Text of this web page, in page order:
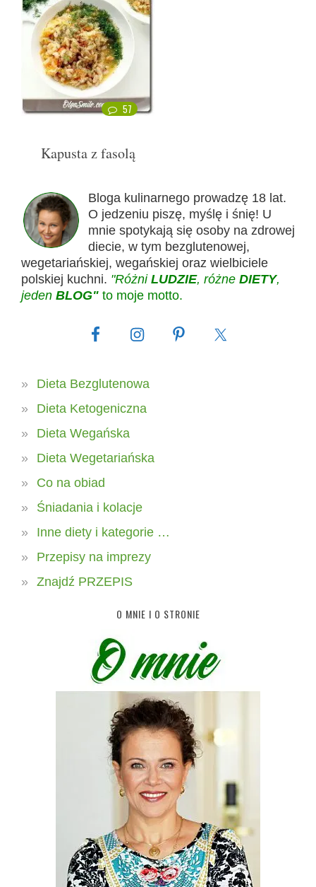
57
Kapusta z fasolą
Bloga kulinarnego prowadzę 18 lat.
O jedzeniu piszę, myślę i śnię! U
mnie spotykają się osoby na zdrowej
diecie, w tym bezglutenowej,
wegetariańskiej, wegańskiej oraz wielbiciele
polskiej kuchni. "Różni LUDZIE, różne DIETY,
jeden BLOG" to moje motto.
Dieta Bezglutenowa
Dieta Ketogeniczna
Dieta Wegańska
Dieta Wegetariańska
Co na obiad
Śniadania i kolacje
Inne diety i kategorie …
Przepisy na imprezy
Znajdź PRZEPIS
O MNIE I O STRONIE